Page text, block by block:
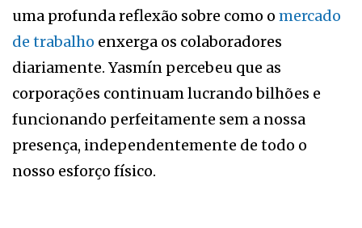
uma profunda reflexão sobre como o mercado
de trabalho enxerga os colaboradores
diariamente. Yasmín percebeu que as
corporações continuam lucrando bilhões e
funcionando perfeitamente sem a nossa
presença, independentemente de todo o
nosso esforço físico.